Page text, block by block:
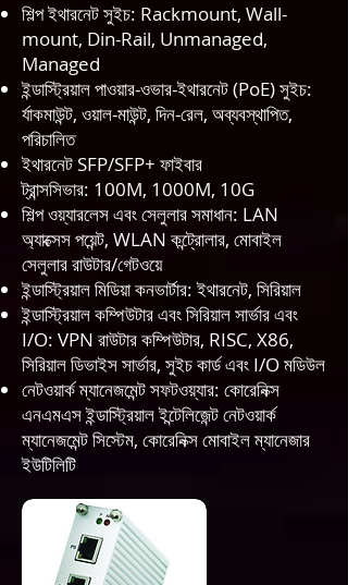
শিল্প ইথারনেট সুইচ: Rackmount, Wall-
mount, Din-Rail, Unmanaged,
Managed
ইন্ডাস্ট্রিয়াল পাওয়ার-ওভার-ইথারনেট (PoE) সুইচ:
র্যাকমাউন্ট, ওয়াল-মাউন্ট, দিন-রেল, অব্যবস্থাপিত,
পরিচালিত
ইথারনেট SFP/SFP+ ফাইবার
ট্রান্সসিভার: 100M, 1000M, 10G
শিল্প ওয়্যারলেস এবং সেলুলার সমাধান: LAN
অ্যাক্সেস পয়েন্ট, WLAN কন্ট্রোলার, মোবাইল
সেলুলার রাউটার/গেটওয়ে
ইন্ডাস্ট্রিয়াল মিডিয়া কনভার্টার: ইথারনেট, সিরিয়াল
ইন্ডাস্ট্রিয়াল কম্পিউটার এবং সিরিয়াল সার্ভার এবং
I/O: VPN রাউটার কম্পিউটার, RISC, X86,
সিরিয়াল ডিভাইস সার্ভার, সুইচ কার্ড এবং I/O মডিউল
নেটওয়ার্ক ম্যানেজমেন্ট সফটওয়্যার: কোরেনিক্স
এনএমএস ইন্ডাস্ট্রিয়াল ইন্টেলিজেন্ট নেটওয়ার্ক
ম্যানেজমেন্ট সিস্টেম, কোরেনিক্স মোবাইল ম্যানেজার
ইউটিলিটি